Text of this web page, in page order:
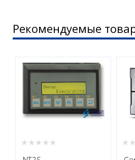
Рекомендуемые